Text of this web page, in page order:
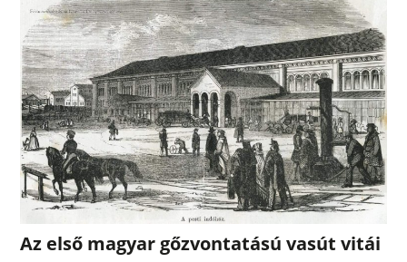
Az első magyar gőzvontatású vasút vitái